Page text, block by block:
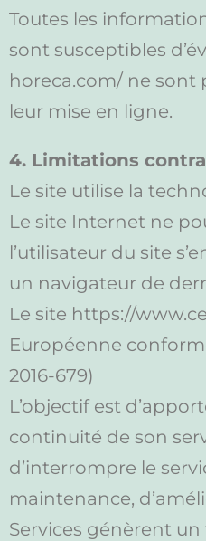
Toutes les
sont susceptibles
horeca.com/ ne sont
leur mise en ligne.
4. Limitations
Le site utilise la
Le site Internet ne
l’utilisateur du site
un navigateur de
Le site https://
Européenne
2016-679)
L’objectif est
continuité de son
d’interrompre le
maintenance,
Services génèrent